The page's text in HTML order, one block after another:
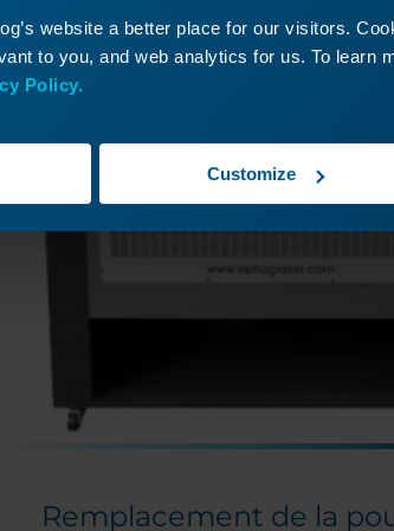
website a better place for our visitors.
to you, and web analytics for us. To learn
Policy.
Customize
Remplacement de la